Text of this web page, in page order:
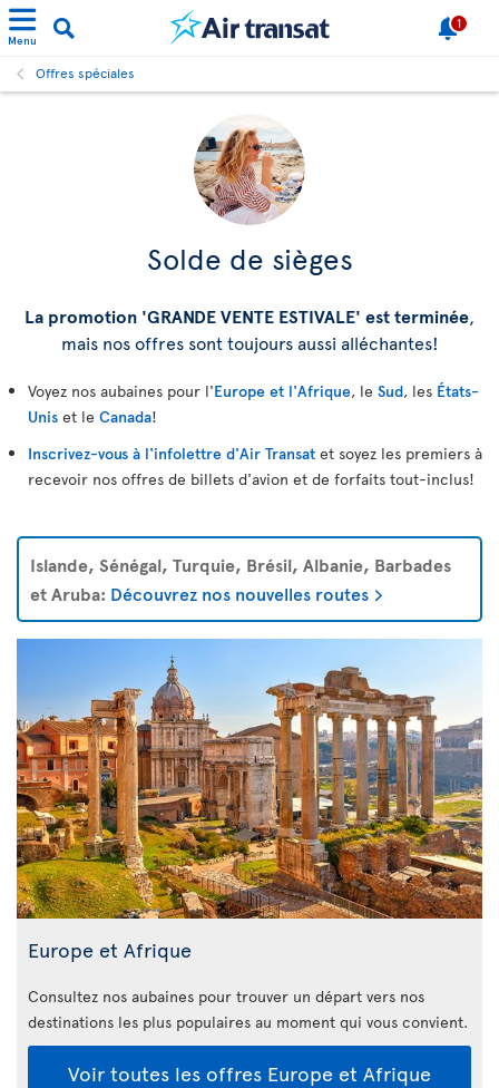
Menu
1
Offres spéciales
Solde de sièges
La promotion 'GRANDE VENTE ESTIVALE' est terminée,
mais nos offres sont toujours aussi alléchantes!
Voyez nos aubaines pour l'Europe et l'Afrique, le Sud, les États-
Unis et le Canada!
Inscrivez-vous à l'infolettre d'Air Transat et soyez les premiers à
recevoir nos offres de billets d'avion et de forfaits tout-inclus!
Islande, Sénégal, Turquie, Brésil, Albanie, Barbades
et Aruba: Découvrez nos nouvelles routes
Europe et Afrique
Consultez nos aubaines pour trouver un départ vers nos
destinations les plus populaires au moment qui vous convient.
Voir toutes les offres Europe et Afrique